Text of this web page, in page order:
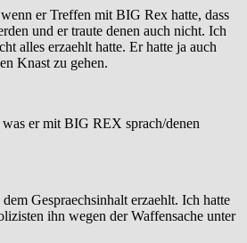
er Treffen mit BIG Rex hatte, dass
und er traute denen auch nicht. Ich
alles erzaehlt hatte. Er hatte ja auch
Knast zu gehen.
er mit BIG REX sprach/denen
Gespraechsinhalt erzaehlt. Ich hatte
ihn wegen der Waffensache unter